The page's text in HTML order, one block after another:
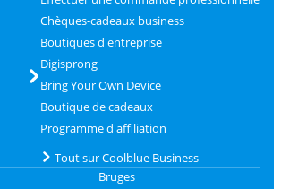
Chèques-cadeaux business
Boutiques d'entreprise
Digisprong
Bring Your Own Device
Boutique de cadeaux
Programme d'affiliation
Tout sur Coolblue Business
Bruges